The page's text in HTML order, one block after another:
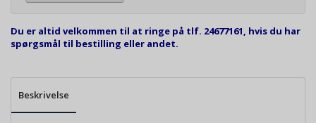
Du er altid velkommen til at ringe på tlf. 24677161, hvis du har
spørgsmål til bestilling eller andet.
Beskrivelse